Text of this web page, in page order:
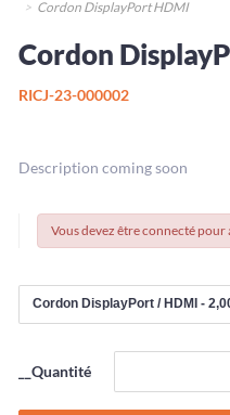
Cordon DisplayPort HDMI
Cordon
RICJ-23-000002
Description coming soon
Vous devez être connecté
__Quantité